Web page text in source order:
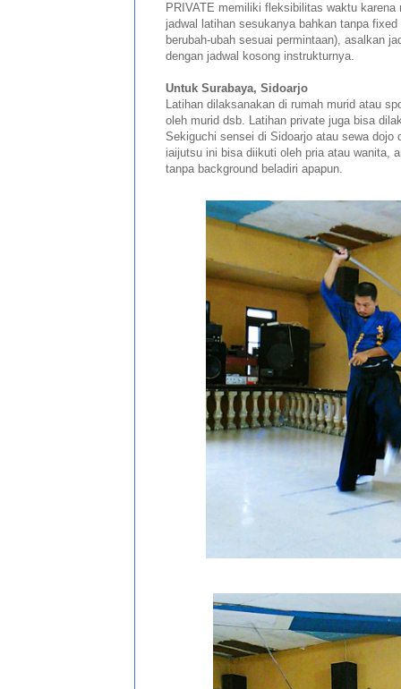
PRIVATE memiliki fleksibilitas waktu karena
jadwal latihan sesukanya bahkan tanpa
berubah-ubah sesuai permintaan), asalkan
dengan jadwal kosong instrukturnya.
Untuk Surabaya, Sidoarjo
Latihan dilaksanakan di rumah murid atau
oleh murid dsb. Latihan private juga bisa
Sekiguchi sensei di Sidoarjo atau sewa dojo
iaijutsu ini bisa diikuti oleh pria atau wanita,
tanpa background beladiri apapun.